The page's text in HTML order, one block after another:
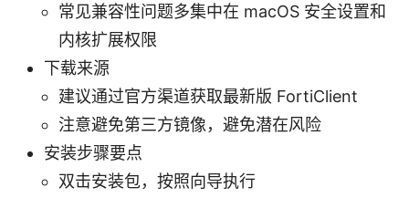
常见兼容性问题多集中在 macOS 安全设置和
内核扩展权限
下载来源
建议通过官方渠道获取最新版 FortiClient
注意避免第三方镜像，避免潜在风险
安装步骤要点
双击安装包，按照向导执行